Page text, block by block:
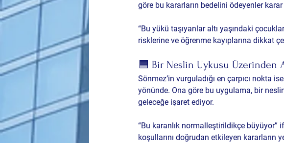
göre bu kararların bedelini ödeyenler karar
“Bu yükü taşıyanlar altı yaşındaki
risklerine ve öğrenme kayıplarına dikkat
🟦 Bir Neslin Uykusu Üzerinden
Sönmez’in vurguladığı en çarpıcı nokta
yönünde. Ona göre bu uygulama, bir
geleceğe işaret ediyor.
“Bu karanlık normalleştirildikçe büyüyor”
koşullarını doğrudan etkileyen kararların